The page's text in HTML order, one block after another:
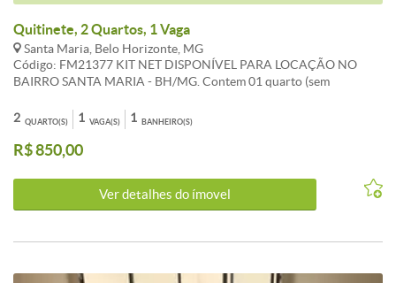
Quitinete, 2 Quartos, 1 Vaga
Santa Maria, Belo Horizonte, MG
Código: FM21377 KIT NET DISPONÍVEL PARA LOCAÇÃO NO
BAIRRO SANTA MARIA - BH/MG. Contem 01 quarto (sem
área de serviço. Pisos em cerâmica. Vaga de garagem: livre e
descoberta. Visite nosso site:
www.fernandomendoncaimoveis.com.br CARACTERISTICAS:Sol da
QUARTO(S)
2 VAGA(S)
1 BANHEIRO(S)
1
R$ 850,00
Ver detalhes do ímovel